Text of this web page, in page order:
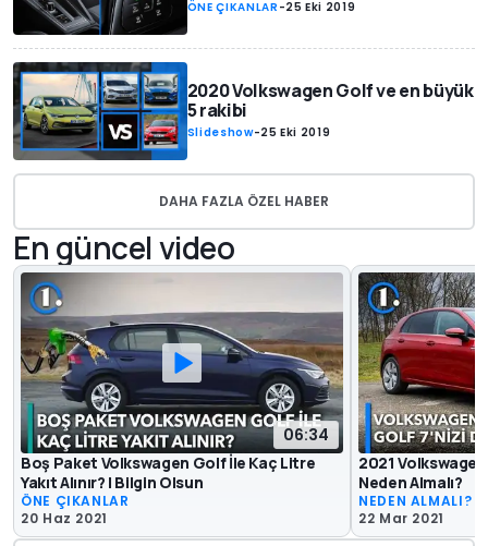
ÖNE ÇIKANLAR -25 Eki 2019
2020 Volkswagen Golf ve en büyük
5 rakibi
Slideshow-25 Eki 2019
DAHA FAZLA ÖZEL HABER
En güncel video
06:34
Boş Paket Volkswagen Golf İle Kaç Litre
Yakıt Alınır? | Bilgin Olsun
ÖNE ÇIKANLAR
20 Haz 2021
2021
Neden Almalı?
NEDEN ALMALI?
22 Mar 2021